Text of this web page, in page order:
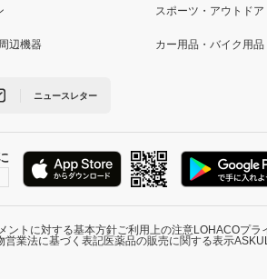
スポーツ・アウトドア
辺機器 カー用品・バイク用品
ニュースレター
ントに対する基本方針ご利用上の注意LOHACOプラ
営業法に基づく表記医薬品の販売に関する表示